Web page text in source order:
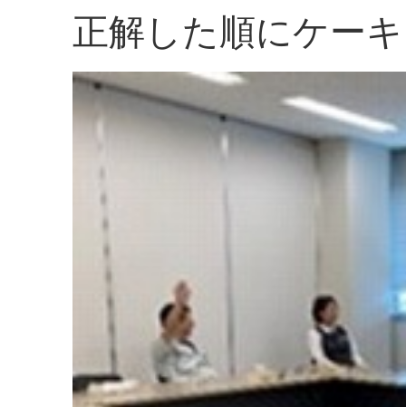
正解した順にケー